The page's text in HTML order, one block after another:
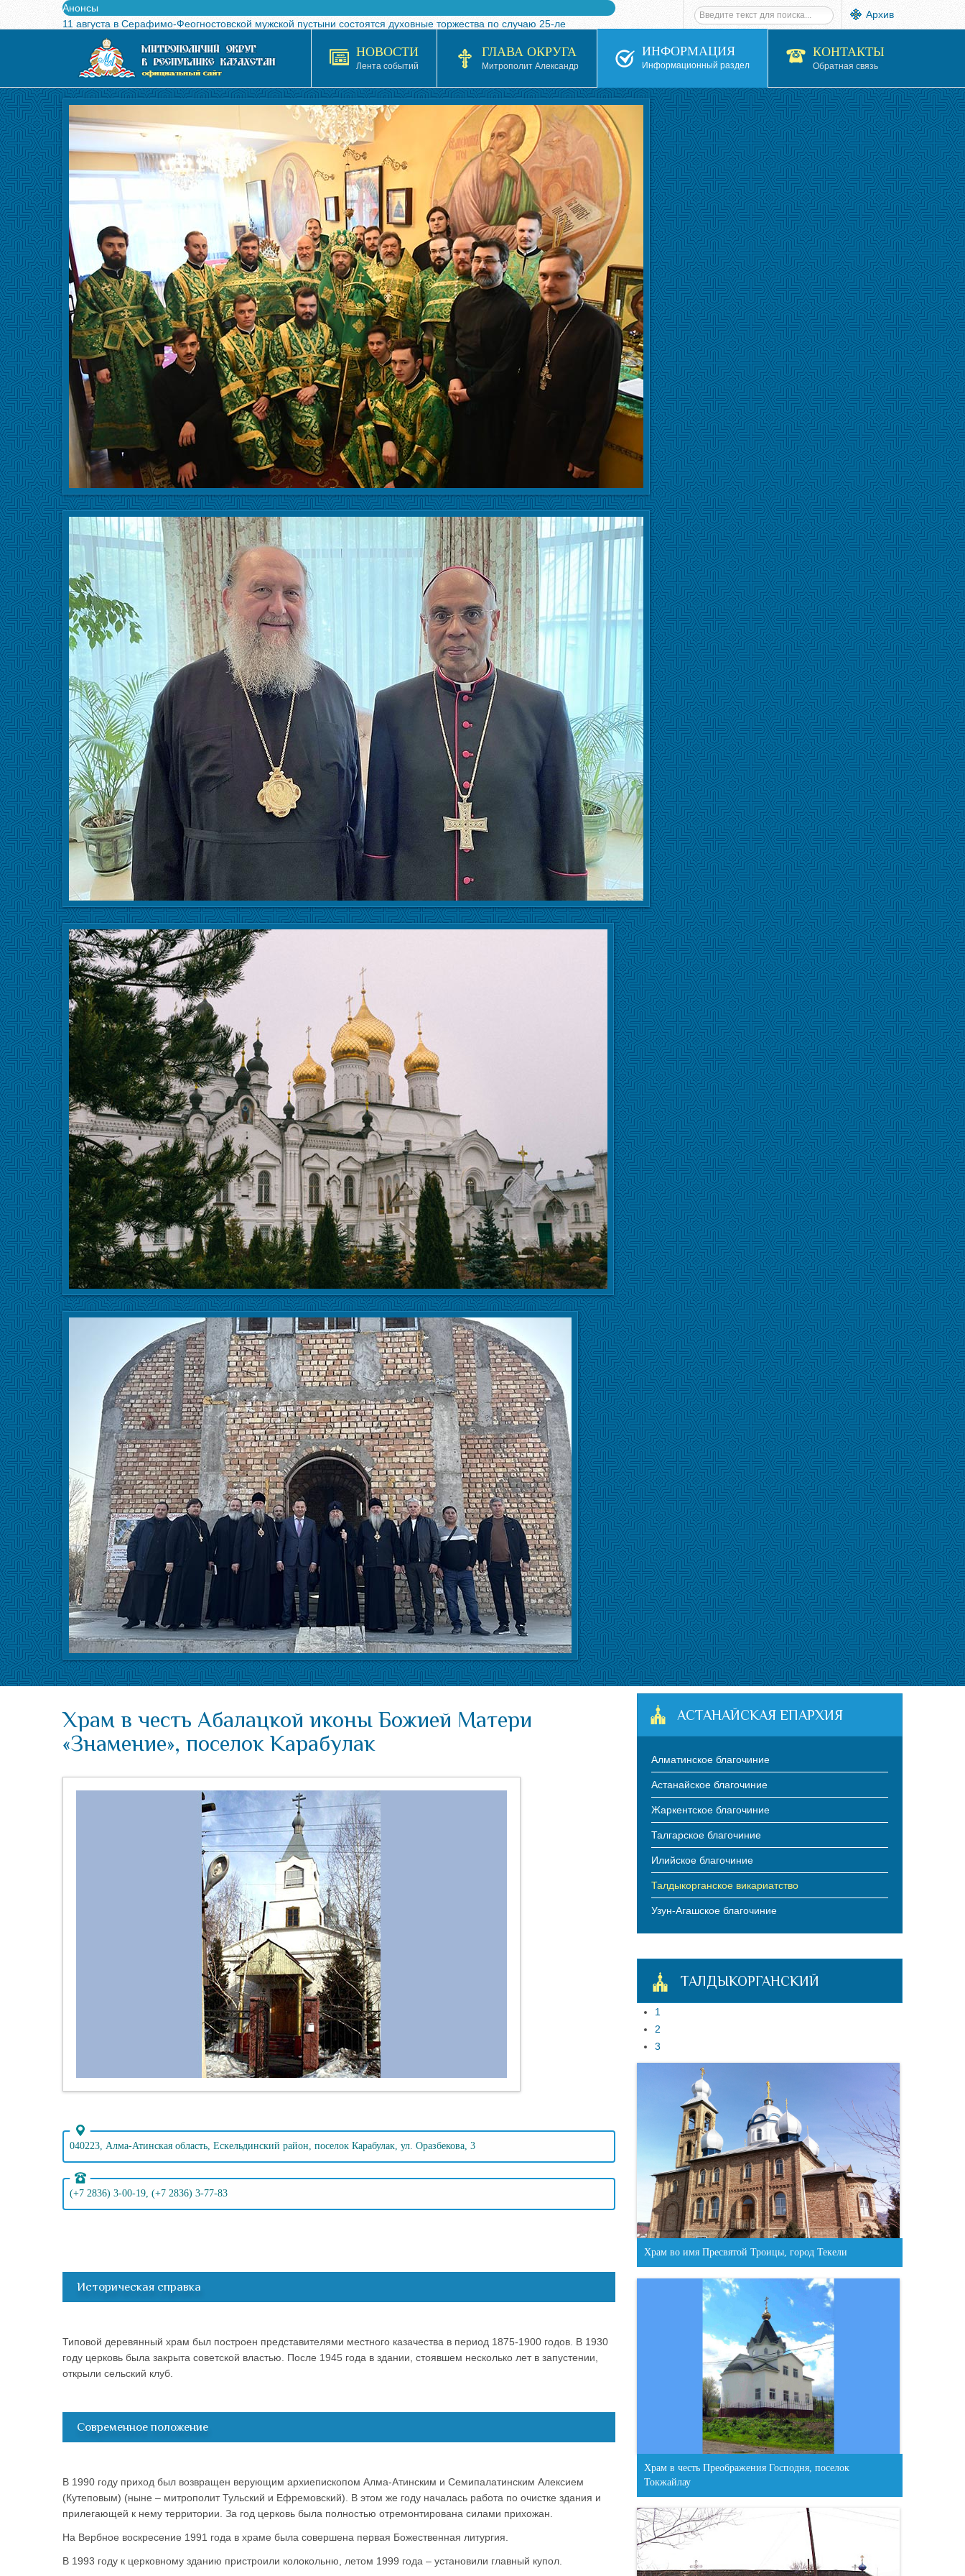
Анонсы
11 августа в Серафимо-Феогностовской мужской пустыни состоятся духовные торжества по случаю 25-ле
Выпущен в свет буклет о проведении Международного турнира по волейболу, посвященного 25-летию обр
Вышел в свет новый номер журнала «Свет Православия в Казахстане»
Вышла в свет монография «Управляющие Алма-Атинской епархией Русской Православной Церкви в 1927–19
Алма-Атинская духовная семинария объявляет прием документов на 2026-2027 учебный год
Архив
НОВОСТИ
Лента событий
ГЛАВА ОКРУГА
Митрополит Александр
ИНФОРМАЦИЯ
Информационный раздел
КОНТАКТЫ
Обратная связь
Храм в честь Абалацкой иконы Божией Матери
«Знамение», поселок Карабулак
040223, Алма-Атинская область, Ескельдинский район, поселок Карабулак, ул. Оразбекова, 3
(+7 2836) 3-00-19, (+7 2836) 3-77-83
Историческая справка
Типовой деревянный храм был построен представителями местного казачества в период 1875-1900 годов. В 1930
году церковь была закрыта советской властью. После 1945 года в здании, стоявшем несколько лет в запустении,
открыли сельский клуб.
Современное положение
В 1990 году приход был возвращен верующим архиепископом Алма-Атинским и Семипалатинским Алексием
(Кутеповым) (ныне – митрополит Тульский и Ефремовский). В этом же году началась работа по очистке здания и
прилегающей к нему территории. За год церковь была полностью отремонтирована силами прихожан.
На Вербное воскресение 1991 года в храме была совершена первая Божественная литургия.
В 1993 году к церковному зданию пристроили колокольню, летом 1999 года – установили главный купол.
АСТАНАЙСКАЯ ЕПАРХИЯ
Алматинское благочиние
Астанайское благочиние
Жаркентское благочиние
Талгарское благочиние
Илийское благочиние
Талдыкорганское викариатство
Узун-Агашское благочиние
ТАЛДЫКОРГАНСКИЙ
1
2
3
Храм во имя Пресвятой Троицы, город Текели
Храм в честь Преображения Господня, поселок
Токжайлау